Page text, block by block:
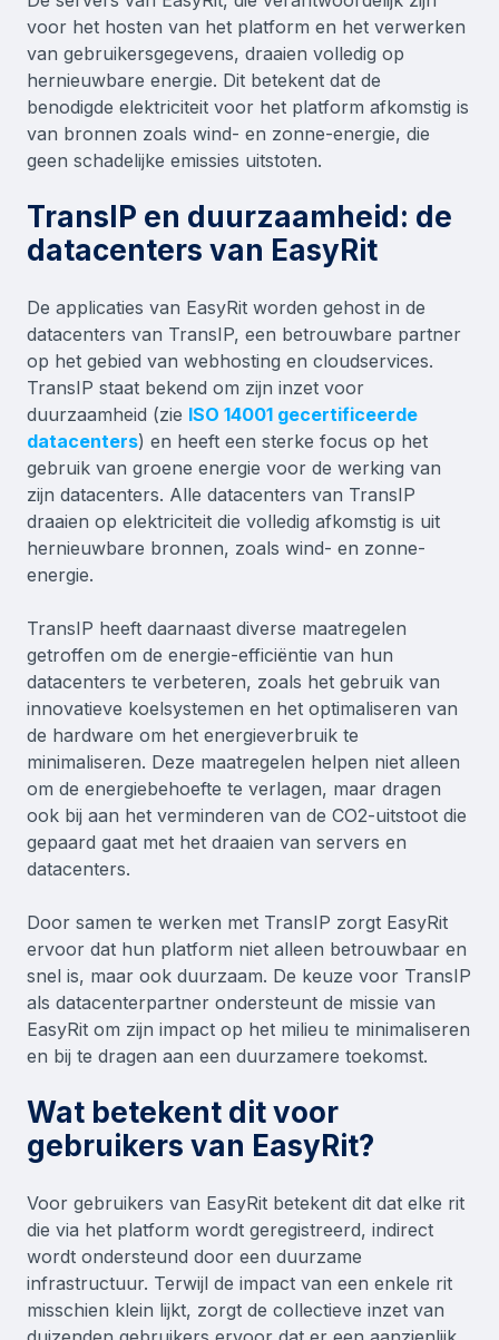
voor het hosten van het platform en het verwerken
van gebruikersgegevens, draaien volledig op
hernieuwbare energie. Dit betekent dat de
benodigde elektriciteit voor het platform afkomstig is
van bronnen zoals wind- en zonne-energie, die
geen schadelijke emissies uitstoten.
TransIP en duurzaamheid: de
datacenters van EasyRit
De applicaties van EasyRit worden gehost in de
datacenters van TransIP, een betrouwbare partner
op het gebied van webhosting en cloudservices.
TransIP staat bekend om zijn inzet voor
duurzaamheid (zie ISO 14001 gecertificeerde
datacenters) en heeft een sterke focus op het
gebruik van groene energie voor de werking van
zijn datacenters. Alle datacenters van TransIP
draaien op elektriciteit die volledig afkomstig is uit
hernieuwbare bronnen, zoals wind- en zonne-
energie.
TransIP heeft daarnaast diverse maatregelen
getroffen om de energie-efficiëntie van hun
datacenters te verbeteren, zoals het gebruik van
innovatieve koelsystemen en het optimaliseren van
de hardware om het energieverbruik te
minimaliseren. Deze maatregelen helpen niet alleen
om de energiebehoefte te verlagen, maar dragen
ook bij aan het verminderen van de CO2-uitstoot die
gepaard gaat met het draaien van servers en
datacenters.
Door samen te werken met TransIP zorgt EasyRit
ervoor dat hun platform niet alleen betrouwbaar en
snel is, maar ook duurzaam. De keuze voor TransIP
als datacenterpartner ondersteunt de missie van
EasyRit om zijn impact op het milieu te minimaliseren
en bij te dragen aan een duurzamere toekomst.
Wat betekent dit voor
gebruikers van EasyRit?
Voor gebruikers van EasyRit betekent dit dat elke rit
die via het platform wordt geregistreerd, indirect
wordt ondersteund door een duurzame
infrastructuur. Terwijl de impact van een enkele rit
misschien klein lijkt, zorgt de collectieve inzet van